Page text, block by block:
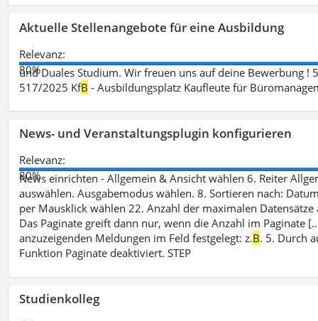
Aktuelle Stellenangebote für eine Ausbildung
Relevanz:
80%
und Duales Studium. Wir freuen uns auf deine Bewerbung !
517/2025 KfB - Ausbildungsplatz Kaufleute für
News- und Veranstaltungsplugin konfigurieren
Relevanz:
80%
News einrichten - Allgemein & Ansicht wählen 6. Reiter
auswählen. Ausgabemodus wählen. 8. Sortieren nach:
per Mausklick wählen 22. Anzahl der maximalen Datensätze
Das Paginate greift dann nur, wenn die Anzahl im Paginate
anzuzeigenden Meldungen im Feld festgelegt: z.B. 5. Durch
Funktion Paginate deaktiviert. STEP
Studienkolleg